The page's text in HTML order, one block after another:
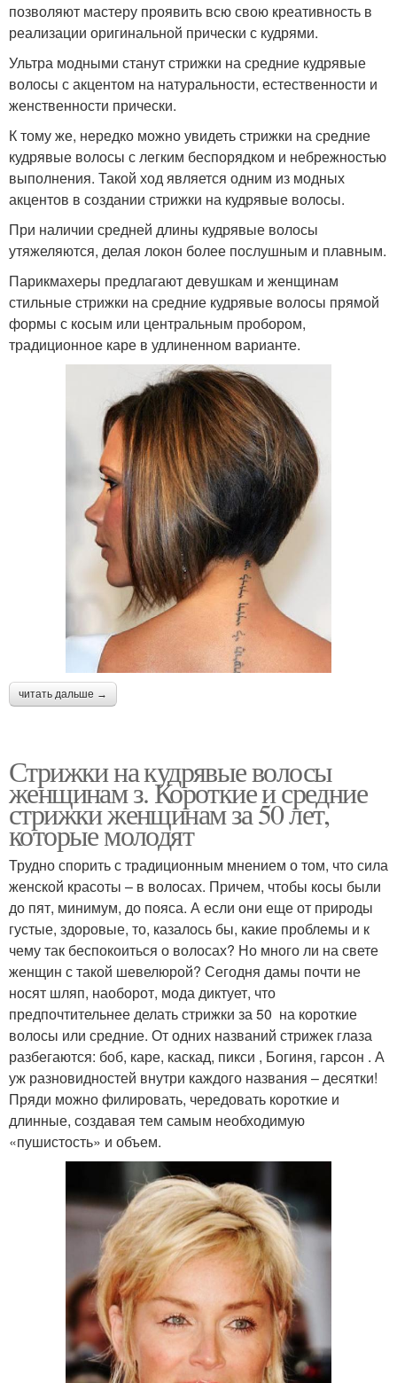
позволяют мастеру проявить всю свою креативность в
реализации оригинальной прически с кудрями.
Ультра модными станут стрижки на средние кудрявые
волосы с акцентом на натуральности, естественности и
женственности прически.
К тому же, нередко можно увидеть стрижки на средние
кудрявые волосы с легким беспорядком и небрежностью
выполнения. Такой ход является одним из модных
акцентов в создании стрижки на кудрявые волосы.
При наличии средней длины кудрявые волосы
утяжеляются, делая локон более послушным и плавным.
Парикмахеры предлагают девушкам и женщинам
стильные стрижки на средние кудрявые волосы прямой
формы с косым или центральным пробором,
традиционное каре в удлиненном варианте.
читать дальше →
Стрижки на кудрявые волосы
женщинам з. Короткие и средние
стрижки женщинам за 50 лет,
которые молодят
Трудно спорить с традиционным мнением о том, что сила
женской красоты – в волосах. Причем, чтобы косы были
до пят, минимум, до пояса. А если они еще от природы
густые, здоровые, то, казалось бы, какие проблемы и к
чему так беспокоиться о волосах? Но много ли на свете
женщин с такой шевелюрой? Сегодня дамы почти не
носят шляп, наоборот, мода диктует, что
предпочтительнее делать стрижки за 50 на короткие
волосы или средние. От одних названий стрижек глаза
разбегаются: боб, каре, каскад, пикси , Богиня, гарсон . А
уж разновидностей внутри каждого названия – десятки!
Пряди можно филировать, чередовать короткие и
длинные, создавая тем самым необходимую
«пушистость» и объем.